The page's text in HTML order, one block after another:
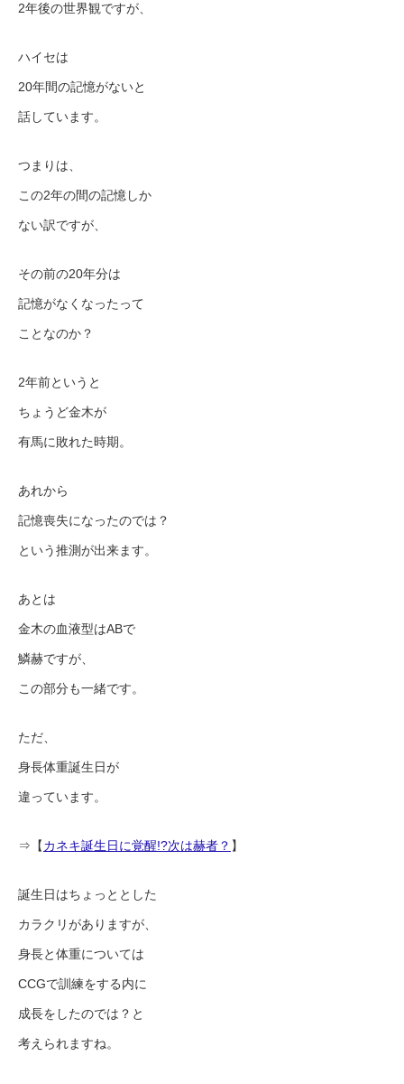
2年後の世界観ですが、
ハイセは
20年間の記憶がないと
話しています。
つまりは、
この2年の間の記憶しか
ない訳ですが、
その前の20年分は
記憶がなくなったって
ことなのか？
2年前というと
ちょうど金木が
有馬に敗れた時期。
あれから
記憶喪失になったのでは？
という推測が出来ます。
あとは
金木の血液型はABで
鱗赫ですが、
この部分も一緒です。
ただ、
身長体重誕生日が
違っています。
⇒【カネキ誕生日に覚醒!?次は赫者？ 】
誕生日はちょっととした
カラクリがありますが、
身長と体重については
CCGで訓練をする内に
成長をしたのでは？と
考えられますね。